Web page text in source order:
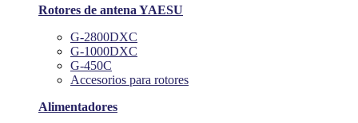
Rotores de antena YAESU
G-2800DXC
G-1000DXC
G-450C
Accesorios para rotores
Alimentadores